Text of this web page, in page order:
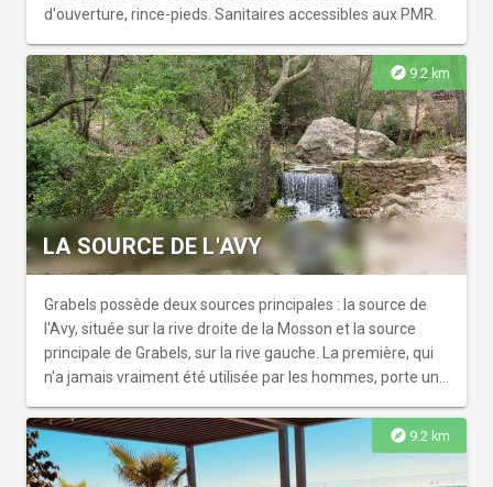
d'ouverture, rince-pieds. Sanitaires accessibles aux PMR.
explore 9.2 km
LA SOURCE DE L'AVY
Grabels possède deux sources principales : la source de
l'Avy, située sur la rive droite de la Mosson et la source
principale de Grabels, sur la rive gauche. La première, qui
n'a jamais vraiment été utilisée par les hommes, porte un
dragon). La source de l'Avy ou le "gouffre du Dragon" qui
donne naissance à un petit affluent de la Mosson, l'Avy,
long de 200 mètres.Le parc autour de la source de l'Avy et
explore 9.2 km